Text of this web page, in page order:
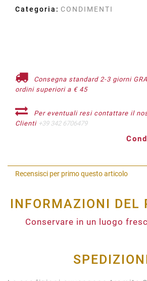
Categoria: CONDIMENTI
Consegna standard 2-3 giorni
ordini superiori a € 45
Per eventuali resi contattare il
Clienti +39 342 6706479
Recensisci per primo questo articolo
INFORMAZIONI DEL
Conservare in un luogo